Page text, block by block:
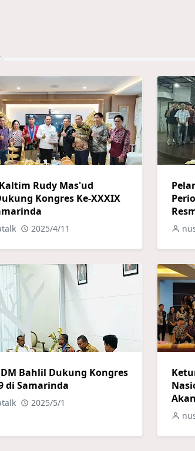
Rudy Mas'ud
Kongres Ke-XXXIX
2025/4/11
Bahlil Dukung Kongres
di Samarinda
2025/5/1